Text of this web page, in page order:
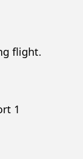
flight.
1